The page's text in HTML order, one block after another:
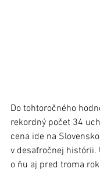
Do tohtoročného
rekordný počet 34
cena ide na
v desaťročnej histórii.
o ňu aj pred troma